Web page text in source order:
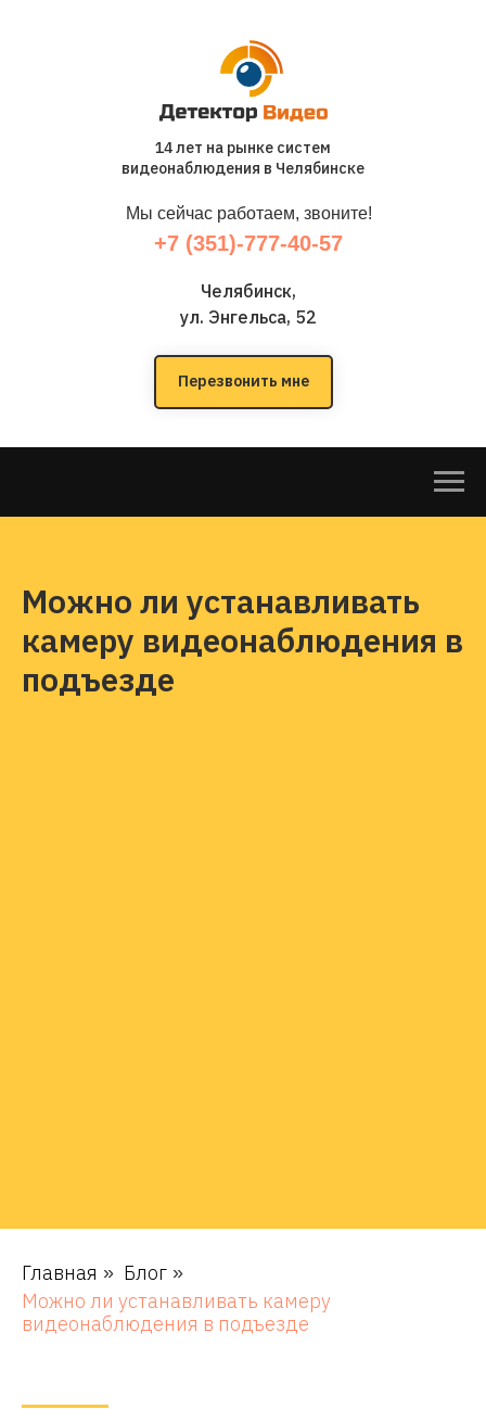
14 лет на рынке систем
видеонаблюдения в Челябинске
Мы сейчас работаем, звоните!
+7 (351)-777-40-57
Челябинск,
ул. Энгельса, 52
Перезвонить мне
Можно ли устанавливать
камеру видеонаблюдения в
подъезде
Главная » Блог »
Можно ли устанавливать камеру
видеонаблюдения в подъезде